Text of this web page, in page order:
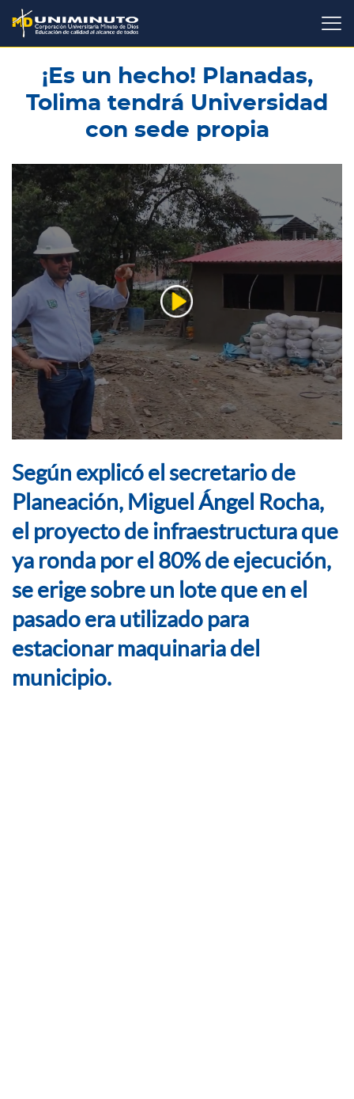
Pasar
contenido
principal
¡Es un hecho! Planadas,
Tolima tendrá Universidad
con sede propia
Según explicó el secretario de
Planeación, Miguel Ángel Rocha,
el proyecto de infraestructura que
ya ronda por el 80% de ejecución,
se erige sobre un lote que en el
pasado era utilizado para
estacionar maquinaria del
municipio.